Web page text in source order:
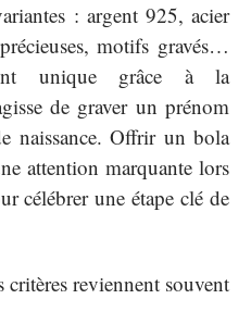
: argent 925, acier
motifs gravés…
unique grâce à la
de graver un prénom
naissance. Offrir un bola
attention marquante lors
célébrer une étape clé de
reviennent souvent